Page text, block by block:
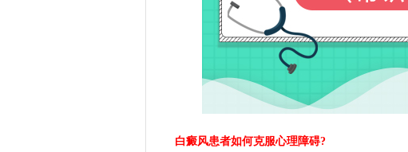
白癜风患者如何克服心理障碍?